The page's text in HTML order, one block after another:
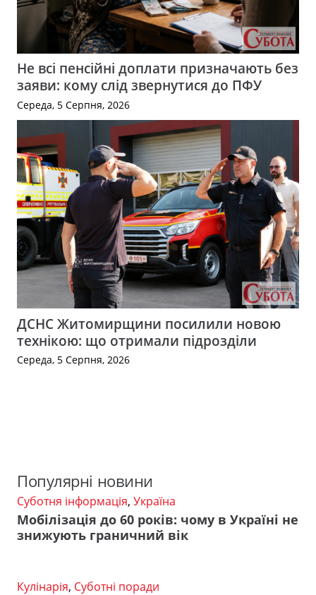
Не всі пенсійні доплати призначають без
заяви: кому слід звернутися до ПФУ
Середа, 5 Серпня, 2026
ДСНС Житомирщини посилили новою
технікою: що отримали підрозділи
Середа, 5 Серпня, 2026
Популярні новини
Суботня інформація, Україна
Мобілізація до 60 років: чому в Україні не
знижують граничний вік
Кулінарія, Суботні поради